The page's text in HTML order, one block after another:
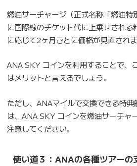
燃油サーチャージ（正式名称「燃油特
に国際線のチケット代に上乗せされる
に応じて2ヶ月ごとに価格が見直されま
ANA SKY コインを利用することで、
はメリットと言えるでしょう。
ただし、ANAマイルで交換できる特
は、ANA SKY コインを燃油サーチャ
注意してください。
使い道３：ANAの各種ツアーの